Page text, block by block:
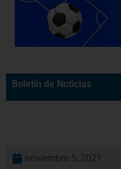
Boletín de Noticias
noviembre 5, 2021